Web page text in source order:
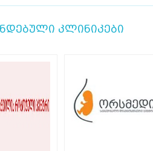
კლინიკები